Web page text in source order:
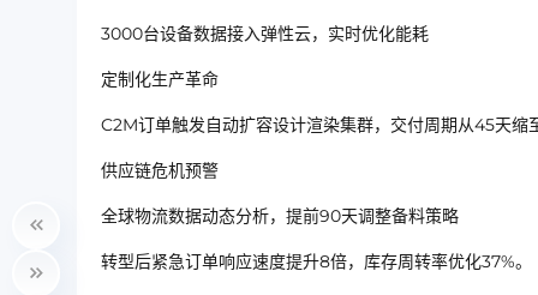
3000台设备数据接入弹性云，实时优化能耗
定制化生产革命
C2M订单触发自动扩容设计渲染集群，交付周期从45天缩
供应链危机预警
全球物流数据动态分析，提前90天调整备料策略
转型后紧急订单响应速度提升8倍，库存周转率优化37%。